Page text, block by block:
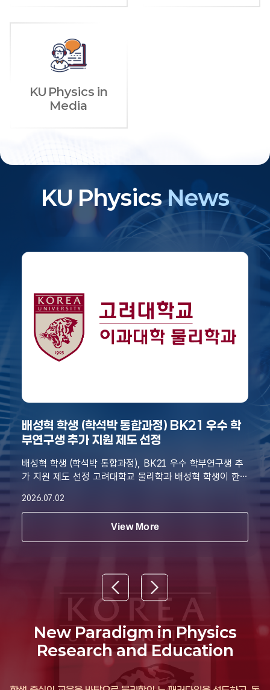
KU Physics in
Media
KU PhysicsNews
배성혁 학생 (학석박 통합과정) BK21 우수 학
부연구생 추가 지원 제도 선정
배성혁 학생 (학석박 통합과정), BK21 우수 학부연구생 추
가 지원 제도 선정 고려대학교 물리학과 배성혁 학생이 한국
생 추가 지원 제도」의 최종 지원 대상자로 선정되었다. 본 제
도는 우수한 학업 및 연구 역량을 갖추고 향후 대학원 진학
을 통해 연구를 지속할 예정인 학부 재학생을 지원하기 위해
마련된 프로그램이다. 배성혁 학생은 학석박통합과정 연계
현재 배성혁 학생은 해당 연구실에서 학부연구생으로 참여
하며, 2차원 양자물질에서 오비탈 자유도와 전자 전도 현상
에 관한 이론 연구를 수행하고 있다. 이번 선정은 배성혁 학
생의 우수한 학업 성취와 연구 잠재력을 인정받은 결과로,
앞으로 양자물질 및 전도이론 분야의 전문 연구자로 성장할
것으로 기대된다.
2026.07.02
View More
New Paradigm in Physics
Research and Education